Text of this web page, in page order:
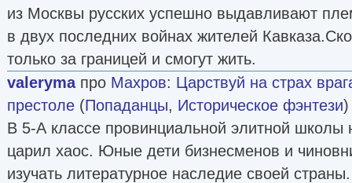
из Москвы русских успешно выдавливают
в двух последних войнах жителей
только за границей и смогут жить.
valerymaпро Махров: Царствуй на страх
престоле (Попаданцы, Историческое фэнтези)
В 5-А классе провинциальной элитной школы
царил хаос. Юные дети бизнесменов и
изучать литературное наследие своей